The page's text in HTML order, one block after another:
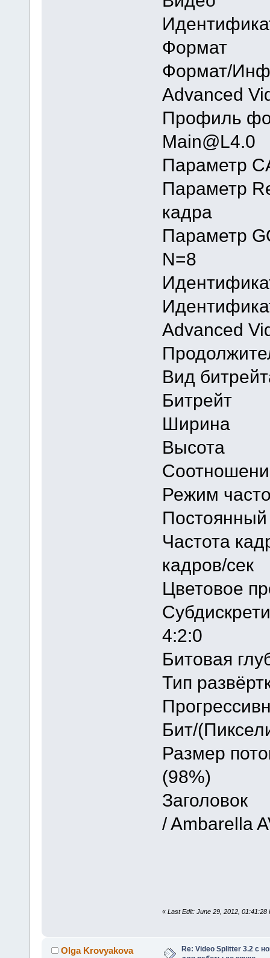
Advanced
Main@L4.0
кадра
N=8
Advanced
Вид
Режим
Постоянный
кадров/сек
4:2:0
Тип
Бит/
Размер
(98%)
/ Ambarella
« Last Edit: June 29, 2012, 01:41:28
Olga Krovyakova
Re: Video Splitter 3.2 c